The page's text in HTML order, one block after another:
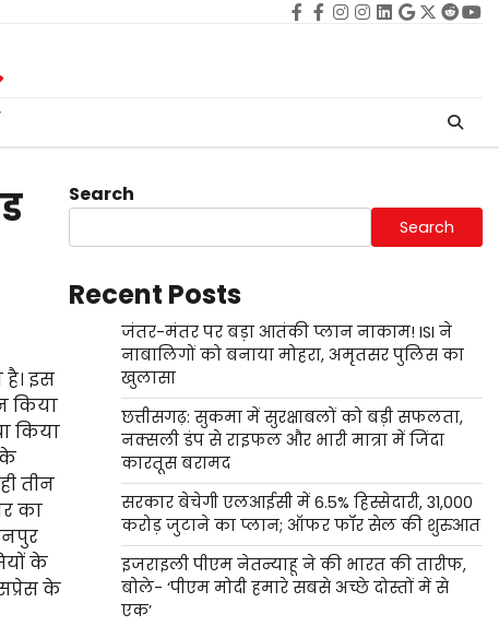
Facebook
facebook
Instagram
instagram
Linkedin
google
Twitter
reddit
है। इस
किया
किया
के
तीन
का
के
के
Search
Search
Recent Posts
जंतर-मंतर पर बड़ा आतंकी प्लान नाकाम! ISI ने
नाबालिगों को बनाया मोहरा, अमृतसर पुलिस का
खुलासा
छत्तीसगढ़: सुकमा में सुरक्षाबलों को बड़ी सफलता,
नक्सली डंप से राइफल और भारी मात्रा में जिंदा
कारतूस बरामद
सरकार बेचेगी एलआईसी में 6.5% हिस्सेदारी, 31,000
करोड़ जुटाने का प्लान; ऑफर फॉर सेल की शुरुआत
इजराइली पीएम नेतन्याहू ने की भारत की तारीफ,
बोले- ‘पीएम मोदी हमारे सबसे अच्छे दोस्तों में से
एक’